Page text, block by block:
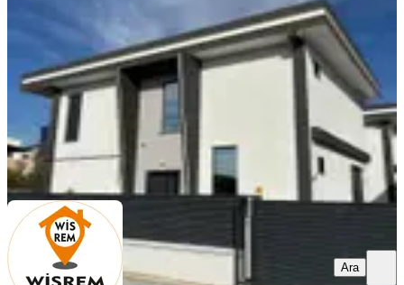
4+1
183 m²·09.07.2026
13.900.000 ₺ 15.750.000 ₺
WİSREM GAYRİMENKUL Nesibe Aslantürk
Ara
Ara